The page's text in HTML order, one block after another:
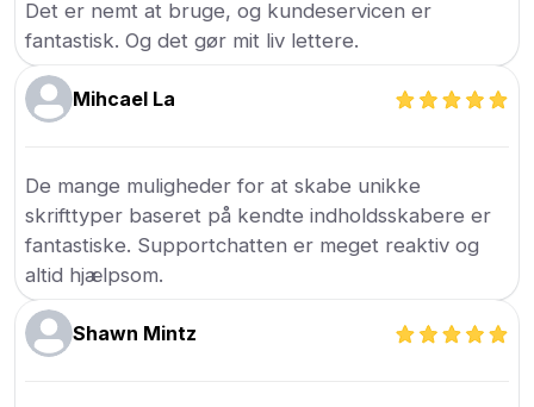
Det er nemt at bruge, og kundeservicen er
fantastisk. Og det gør mit liv lettere.
Mihcael La
De mange muligheder for at skabe unikke
skrifttyper baseret på kendte indholdsskabere er
fantastiske. Supportchatten er meget reaktiv og
altid hjælpsom.
Shawn Mintz